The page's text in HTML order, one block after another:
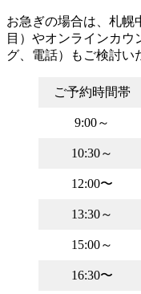
お急ぎの場合は、札幌
目）やオンラインカウ
グ、電話）もご検討い
ご予約時間帯
9:00～
10:30～
12:00〜
13:30～
15:00～
16:30〜